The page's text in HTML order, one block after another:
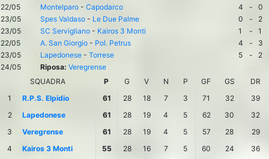
22/05
Montelparo - Capodarco 4 -
0
23/05
Spes Valdaso - Le Due Palme 0 -
2
23/05
SC Servigliano - Kairos 3 Monti 1 -
1
22/05
A. San Giorgio - Pol. Petrus 4 -
3
23/05
Lapedonese - Torrese 5 -
2
24/05
Riposa: Veregrense
SQUADRA
P G V N P GF GS
DR
1
R.P.S. Elpidio 61 28 18 7 3 71 32
39
2
Lapedonese 61 28 19 4 5 62 30
32
3
Veregrense 61 28 19 4 5 57 28
29
4
Kairos 3 Monti 55 28 16 7 5 60 24
36